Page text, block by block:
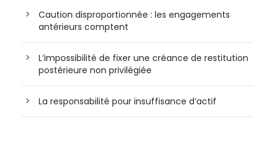
Caution disproportionnée : les engagements
antérieurs comptent
L’impossibilité de fixer une créance de restitution
postérieure non privilégiée
La responsabilité pour insuffisance d’actif